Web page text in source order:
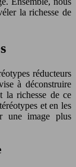
la richesse de
réducteurs
à déconstruire
la richesse de ce
et en les
une image plus